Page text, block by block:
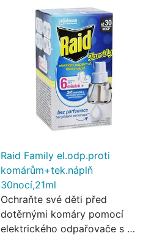
Raid Family el.odp.proti
komárům+tek.náplň
30nocí,21ml
Ochraňte své děti před
dotěrnými komáry pomocí
elektrického odpařovače s